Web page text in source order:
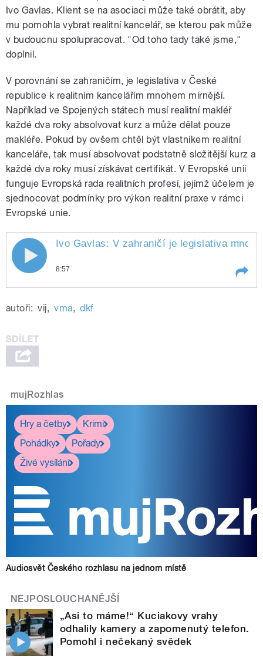
Ivo Gavlas. Klient se na asociaci může také obrátit, aby
mu pomohla vybrat realitní kancelář, se kterou pak může
v budoucnu spolupracovat. "Od toho tady také jsme,"
doplnil.
V porovnání se zahraničím, je legislativa v České
republice k realitním kancelářím mnohem mírnější.
Například ve Spojených státech musí realitní makléř
každé dva roky absolvovat kurz a může dělat pouze
makléře. Pokud by ovšem chtěl být vlastníkem realitní
kanceláře, tak musí absolvovat podstatně složitější kurz a
každé dva roky musí získávat certifikát. V Evropské unii
funguje Evropská rada realitních profesí, jejímž účelem je
sjednocovat podmínky pro výkon realitní praxe v rámci
Evropské unie.
pause
Ivo Gavlas: V zahraničí je legislativa
8:57
legislativa mnohem
autoři: vij, vma, dkf
mujRozhlas
Hry a četby
Krimi
Pohádky
Pořady
Živé vysílání
Audiosvět Českého rozhlasu na jednom místě
NEJPOSLOUCHANĚJŠÍ
„Asi to máme!“ Kuciakovy vrahy
odhalily kamery a zapomenutý telefon.
Pomohl i nečekaný svědek